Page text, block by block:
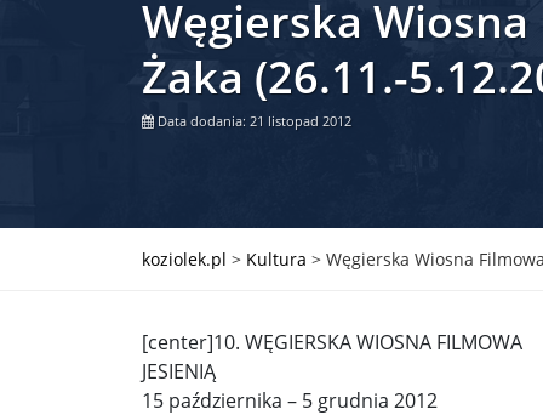
Władimir Putin po ultimatum Donalda Trumpa:
Przemysław Czarnek ujawnia, z jakimi partiami
Okrągły stół na Białorusi? Przeciwnicy
Grażyna Torbicka: Kocham kino, ale kocham też
Węgierska
Żaka (26.11.-
Data dodania: 21 listopad 2012
koziolek.pl > Kultura > Węgierska Wiosna
[center]10. WĘGIERSKA WIOSNA FILMOWA
JESIENIĄ
15 października – 5 grudnia 2012